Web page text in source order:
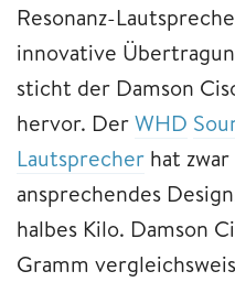
Resonanz-
innovative
sticht der Damson
hervor. DerWHD
Lautsprecher hat
ansprechendes
halbes Kilo. Damson
Gramm